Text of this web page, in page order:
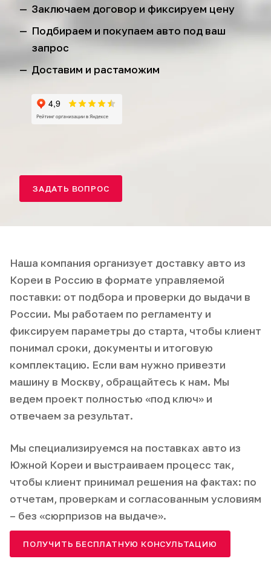
Заключаем договор и фиксируем цену
Подбираем и покупаем авто под ваш
запрос
Доставим и растаможим
ЗАДАТЬ ВОПРОС
Наша компания организует доставку авто из
Кореи в Россию в формате управляемой
поставки: от подбора и проверки до выдачи в
России. Мы работаем по регламенту и
фиксируем параметры до старта, чтобы клиент
понимал сроки, документы и итоговую
комплектацию. Если вам нужно привезти
машину в Москву, обращайтесь к нам. Мы
ведем проект полностью «под ключ» и
отвечаем за результат.
Мы специализируемся на поставках авто из
Южной Кореи и выстраиваем процесс так,
чтобы клиент принимал решения на фактах: по
отчетам, проверкам и согласованным условиям
– без «сюрпризов на выдаче».
ПОЛУЧИТЬ БЕСПЛАТНУЮ КОНСУЛЬТАЦИЮ